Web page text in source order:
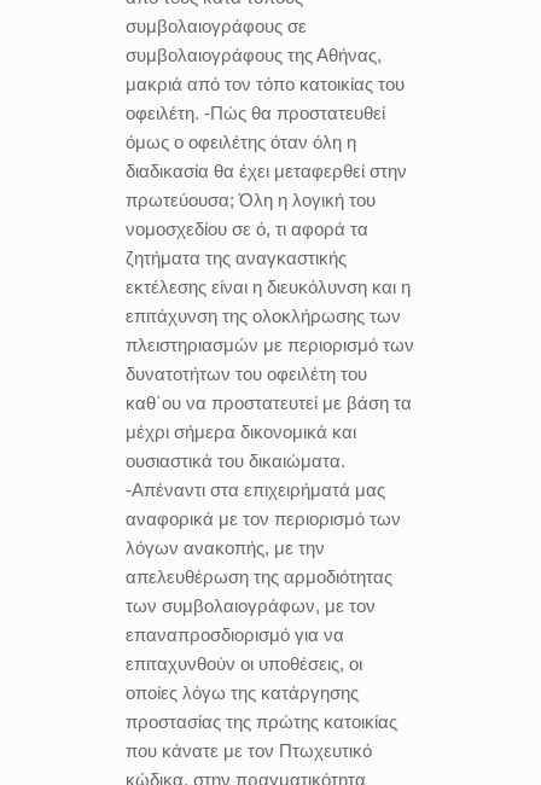
συμβολαιογράφους σε
συμβολαιογράφους της Αθήνας,
μακριά από τον τόπο κατοικίας του
οφειλέτη. -Πώς θα προστατευθεί
όμως ο οφειλέτης όταν όλη η
διαδικασία θα έχει μεταφερθεί στην
πρωτεύουσα; Όλη η λογική του
νομοσχεδίου σε ό, τι αφορά τα
ζητήματα της αναγκαστικής
εκτέλεσης είναι η διευκόλυνση και η
επιτάχυνση της ολοκλήρωσης των
πλειστηριασμών με περιορισμό των
δυνατοτήτων του οφειλέτη του
καθ΄ου να προστατευτεί με βάση τα
μέχρι σήμερα δικονομικά και
ουσιαστικά του δικαιώματα.
-Απέναντι στα επιχειρήματά μας
αναφορικά με τον περιορισμό των
λόγων ανακοπής, με την
απελευθέρωση της αρμοδιότητας
των συμβολαιογράφων, με τον
επαναπροσδιορισμό για να
επιταχυνθούν οι υποθέσεις, οι
οποίες λόγω της κατάργησης
προστασίας της πρώτης κατοικίας
που κάνατε με τον Πτωχευτικό
κώδικα, στην πραγματικότητα